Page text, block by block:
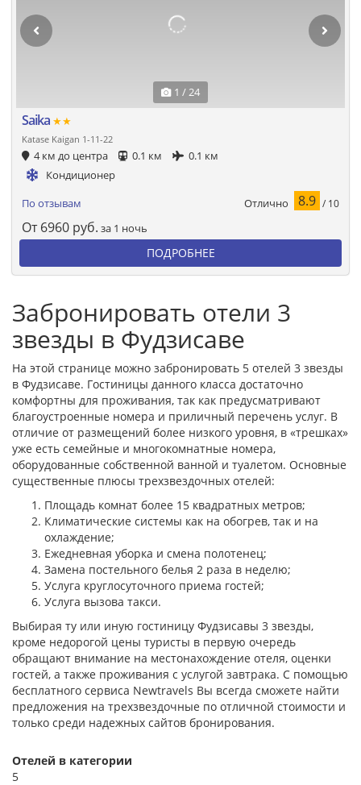
1 / 24
Saika ★★
Katase Kaigan 1-11-22
4 км до центра 0.1 км
0.1 км
Кондиционер
По отзывам Отлично 8.9 / 10
От 6960 руб. за 1 ночь
ПОДРОБНЕЕ
Забронировать отели 3
звезды в Фудзисаве
На этой странице можно забронировать 5 отелей 3 звезды
в Фудзисаве. Гостиницы данного класса достаточно
комфортны для проживания, так как предусматривают
благоустроенные номера и приличный перечень услуг. В
отличие от размещений более низкого уровня, в «трешках»
уже есть семейные и многокомнатные номера,
оборудованные собственной ванной и туалетом. Основные
существенные плюсы трехзвездочных отелей:
Площадь комнат более 15 квадратных метров;
Климатические системы как на обогрев, так и на
охлаждение;
Ежедневная уборка и смена полотенец;
Замена постельного белья 2 раза в неделю;
Услуга круглосуточного приема гостей;
Услуга вызова такси.
Выбирая ту или иную гостиницу Фудзисавы 3 звезды,
кроме недорогой цены туристы в первую очередь
обращают внимание на местонахождение отеля, оценки
гостей, а также проживания с услугой завтрака. С помощью
бесплатного сервиса Newtravels Вы всегда сможете найти
предложения на трехзвездочные по отличной стоимости и
только среди надежных сайтов бронирования.
Отелей в категории
5